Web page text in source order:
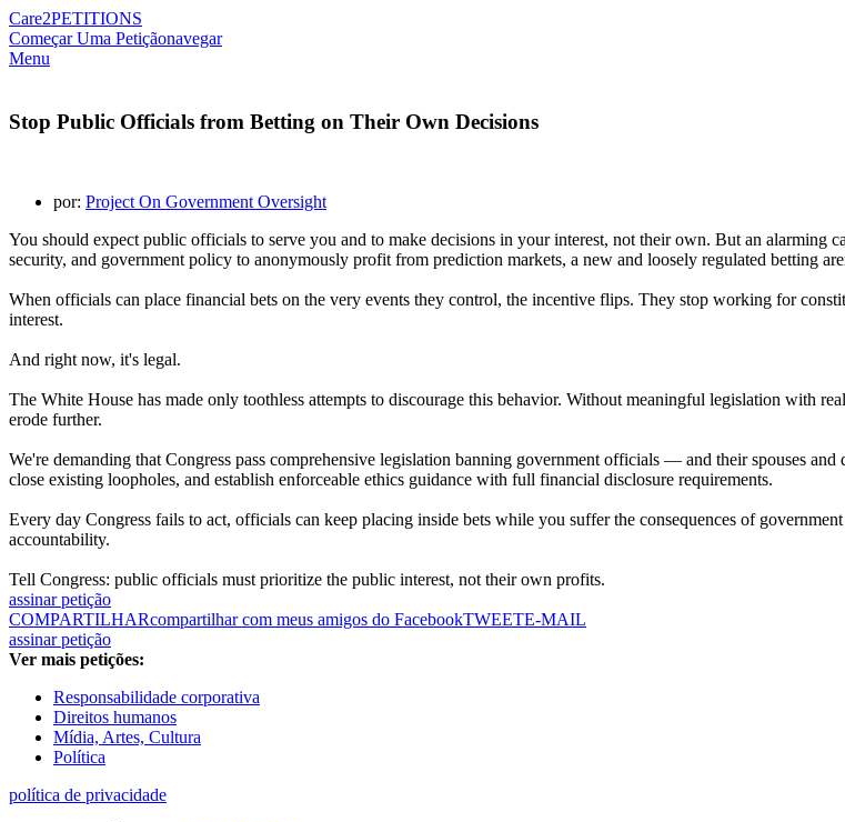
Care2PETITIONS
Começar Uma Petiçãonavegar
Menu
Stop Public Officials from Betting on Their Own Decisions
por: Project On Government Oversight
You should expect public officials to serve you and to make decisions in your interest, not their own. But an alarming
security, and government policy to anonymously profit from prediction markets, a new and loosely regulated betting
When officials can place financial bets on the very events they control, the incentive flips. They stop working for
interest.
And right now, it's legal.
The White House has made only toothless attempts to discourage this behavior. Without meaningful legislation with
erode further.
We're demanding that Congress pass comprehensive legislation banning government officials — and their spouses
close existing loopholes, and establish enforceable ethics guidance with full financial disclosure requirements.
Every day Congress fails to act, officials can keep placing inside bets while you suffer the consequences of
accountability.
Tell Congress: public officials must prioritize the public interest, not their own profits.
assinar petição
COMPARTILHARcompartilhar com meus amigos do FacebookTWEETE-MAIL
assinar petição
Ver mais petições:
Responsabilidade corporativa
Direitos humanos
Mídia, Artes, Cultura
Política
política de privacidade